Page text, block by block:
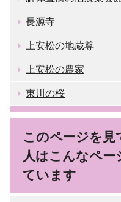
長源寺
上安松の地蔵尊
上安松の農家
東川の桜
このページを見
人はこんなペー
ています